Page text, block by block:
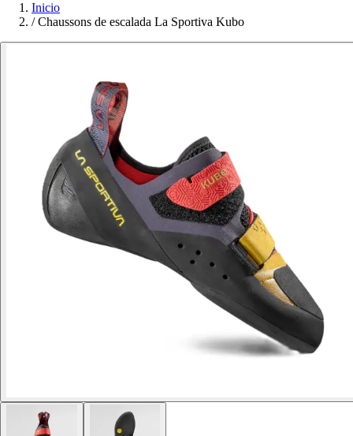
Inicio
/ Chaussons de escalada La Sportiva Kubo